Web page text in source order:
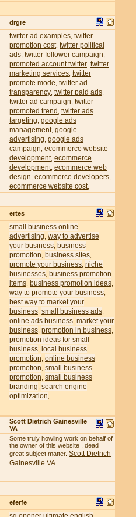
drgre
twitter ad examples twitter
promotion cost, twitter political
ads twitter follower campaign
promoted account twitter twitter
marketing services twitter
promote mode twitter ad
transparency twitter paid ads
twitter ad campaign twitter
promoted trend twitter ads
targeting google ads
management, google
advertising google ads
campaign ecommerce website
development, ecommerce
development, ecommerce web
design ecommerce developers
ecommerce website cost,
ertes
small business online
advertising way to advertise
your business business
promotion business sites
promote your business niche
businesses business promotion
items business promotion ideas
way to promote your business
best way to market your
business small business ads
online ads business market your
business promotion in business
promotion ideas for small
business
local business
promotion online business
promotion small business
promotion small business
branding search engine
optimization
Scott Dietrich Gainesville
VA
Some truly howling work on behalf of
the owner of this website , dead
great subject matter. Scott Dietrich
Gainesville VA
eferfe